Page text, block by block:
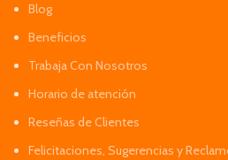
Blog
Beneficios
Trabaja Con Nosotros
Horario de atención
Reseñas de Clientes
Felicitaciones, Sugerencias y